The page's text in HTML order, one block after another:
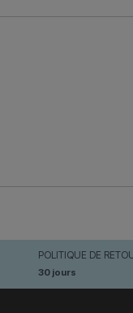
POLITIQUE DE
30 jours